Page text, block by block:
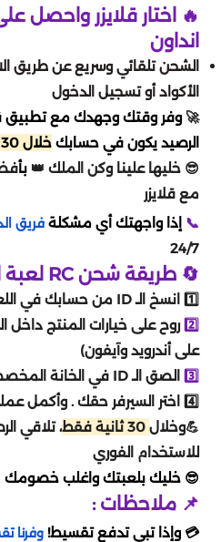
تقسيط يلا لودو
تقسيط قنشن
تقسيط هونكاي
تقسيط وايت اوت سرفايفل
تقسيط where winds meet
تقسيط جواكر
تقسيط ويذرنق ويفز
تقسيط ونس هيومن
تقسيط مارفل رايفلز
تقسيط لوف أند سبيس
تقسيط كريستال أوف أتلان
اوفرواتش 2 Overwatch
بليزارد Blizzard
EA play
كملنا
فري فاير
where winds meet
لوف اند ديب سبيس
ايدنتي في
اونر اوف كينقز
دلتا فورس
أيقي بارتي
اسواق التميمي
العثيم
ستار باكس
مايسترو
امازون اماراتي
نايس ون
شكرا
النهدي
ماكس max
سنتر بوينت
عبد الصمد القرشي
سكيتشرز
مكياجي
سبلاش
لايف ستايل
اكسترا
الحداد
فيرجن
السيف غاليري
قصر الأواني
دبس dibs
سعد الدين
باتشي
انوش
اني و داني
هاف مليون
بوستاني
خدمات
المسافر
ساكو
فوكس
بيترومين
Airbnb
cleartrip
ساسكو
بدي ماسترز
المطار
🔥 اختار قلايزر واحصل
انداون
الشحن تلقائي وسريع عن طريق
الأكواد أو تسجيل الدخول
🚀 وفر وقتك وجهدك مع تطبيق
الرصيد يكون في حسابك خلال 30 ثانية
😎 خليها علينا وكن الملك 👑 بأ
مع قلايزر
📞 إذا واجهتك أي مشكلة فريق
24/7
🔄 طريقة شحن RC لعبة انداون:
1️⃣ انسخ الـ ID من حسابك في اللعبة
2️⃣ روح على خيارات المنتج داخل
على أندرويد وآيفون)
3️⃣ الصق الـ ID في الخانة المخصصة
4️⃣ اختر السيرفر حقك .
وأكمل
💪وخلال
، تلاقي
للاستخدام الفوري
😎 خليك بلعبتك واغلب خصومك
📌 ملاحظات :
💳 وإذا تبي تدفع تقسيط! وفرنا